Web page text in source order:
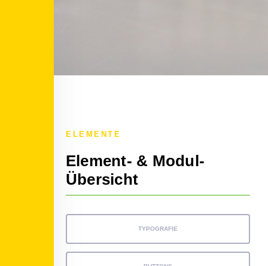
ELEMENTE
Element- & Modul-
Übersicht
TYPOGRAFIE